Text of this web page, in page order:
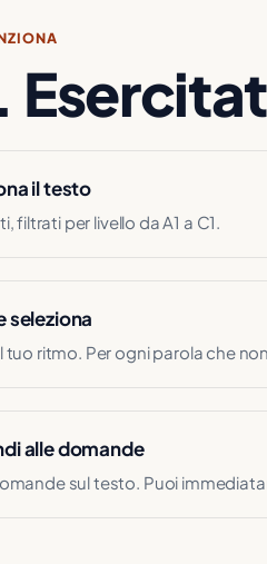
il testo
filtrati per livello da A1 a C1.
seleziona
tuo ritmo. Per ogni parola che
alle domande
sul testo. Puoi